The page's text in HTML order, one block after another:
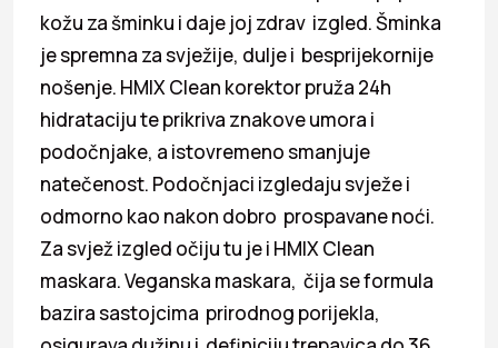
kožu za šminku i daje joj zdrav izgled. Šminka
je spremna za svježije, dulje i besprijekornije
nošenje. HMIX Clean korektor pruža 24h
hidrataciju te prikriva znakove umora i
podočnjake, a istovremeno smanjuje
natečenost. Podočnjaci izgledaju svježe i
odmorno kao nakon dobro prospavane noći.
Za svjež izgled očiju tu je i HMIX Clean
maskara. Veganska maskara, čija se formula
bazira sastojcima prirodnog porijekla,